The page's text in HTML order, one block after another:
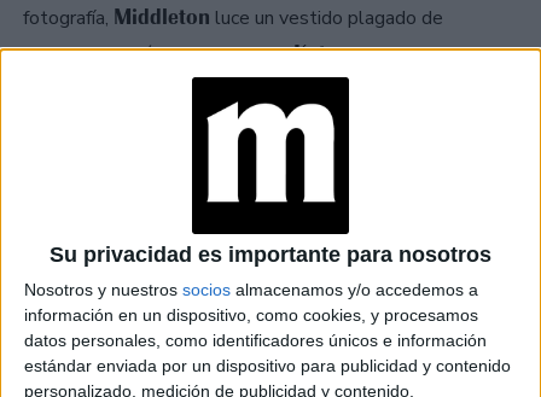
Su privacidad es importante para nosotros
Nosotros y nuestros socios almacenamos y/o accedemos a
información en un dispositivo, como cookies, y procesamos
datos personales, como identificadores únicos e información
estándar enviada por un dispositivo para publicidad y contenido
personalizado, medición de publicidad y contenido,
fotografía, Middleton luce un vestido plagado de
volados. Esta última imagen deKate,recuerda a las fotos